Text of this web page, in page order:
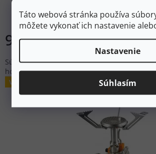
Táto webová stránka používa
môžete vykonať ich nastavenie
Nastavenie
Súhlasím
97,60 €
Súprava na varenie od spoločnosti Primus,
horák s ťahom, dva hrnce a panvicu v
Výpredaj